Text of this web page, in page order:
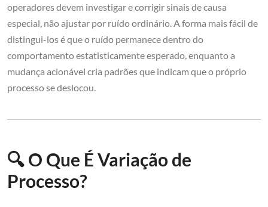
operadores devem investigar e corrigir sinais de causa
especial, não ajustar por ruído ordinário. A forma mais fácil de
distingui-los é que o ruído permanece dentro do
comportamento estatisticamente esperado, enquanto a
mudança acionável cria padrões que indicam que o próprio
processo se deslocou.
🔍 O Que É Variação de
Processo?